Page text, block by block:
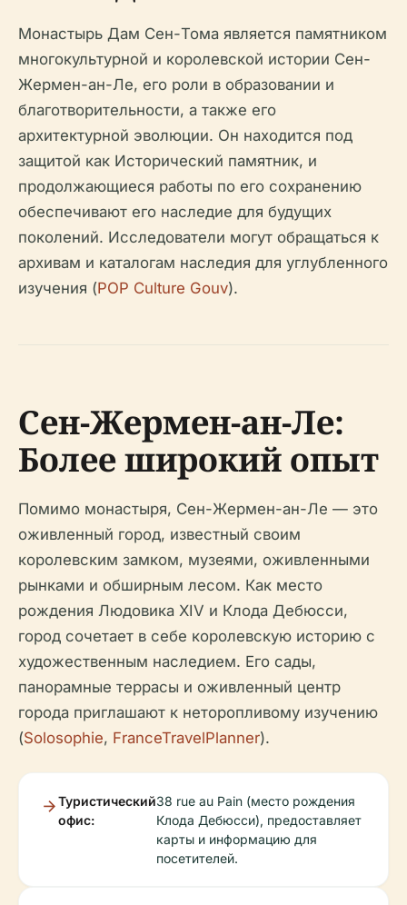
Монастырь Дам Сен-Тома является памятником
многокультурной и королевской истории Сен-
Жермен-ан-Ле, его роли в образовании и
благотворительности, а также его
архитектурной эволюции. Он находится под
защитой как Исторический памятник, и
продолжающиеся работы по его сохранению
обеспечивают его наследие для будущих
поколений. Исследователи могут обращаться к
архивам и каталогам наследия для углубленного
изучения (POP Culture Gouv).
Сен-Жермен-ан-Ле:
Более широкий опыт
Помимо монастыря, Сен-Жермен-ан-Ле — это
оживленный город, известный своим
королевским замком, музеями, оживленными
рынками и обширным лесом. Как место
рождения Людовика XIV и Клода Дебюсси,
город сочетает в себе королевскую историю с
художественным наследием. Его сады,
панорамные террасы и оживленный центр
города приглашают к неторопливому изучению
(Solosophie, FranceTravelPlanner).
Туристический
офис:
38 rue au Pain (место рождения
Клода Дебюсси), предоставляет
карты и информацию для
посетителей.